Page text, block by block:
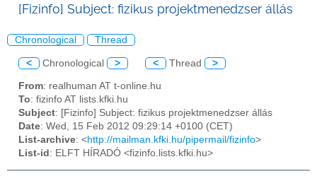
[Fizinfo] Subject: fizikus projektmenedzser állás
Chronological Thread
< Chronological > < Thread >
From: realhuman AT t-online.hu
To: fizinfo AT lists.kfki.hu
Subject: [Fizinfo] Subject: fizikus projektmenedzser állás
Date: Wed, 15 Feb 2012 09:29:14 +0100 (CET)
List-archive: <http://mailman.kfki.hu/pipermail/fizinfo>
List-id : ELFT HÍRADÓ <fizinfo.lists.kfki.hu>